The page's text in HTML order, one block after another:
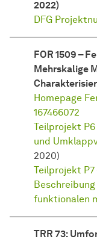
2022)
DFG
FOR 1509 –
Mehrskalige
Homepage
167466072
Teilprojekt
und
2020)
Teilprojekt
funktionalen
TRR 73: